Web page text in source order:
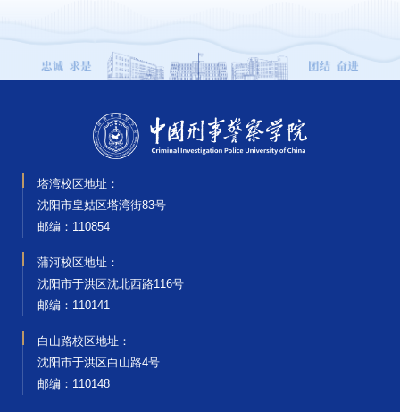
塔湾校区地址：
沈阳市皇姑区塔湾街83号
邮编‌：110854
蒲河校区地址：
沈阳市于洪区沈北西路116号
邮编‌：110141
白山路校区地址：
沈阳市于洪区白山路4号
邮编‌：110148